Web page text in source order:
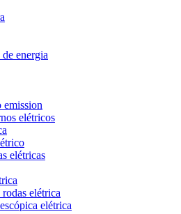
energia
emission
elétricos
elétricas
elétrica
elétrica